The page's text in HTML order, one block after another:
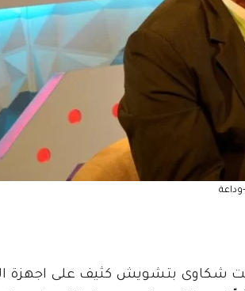
شكاوى بتشويش كثيف على اجهزة